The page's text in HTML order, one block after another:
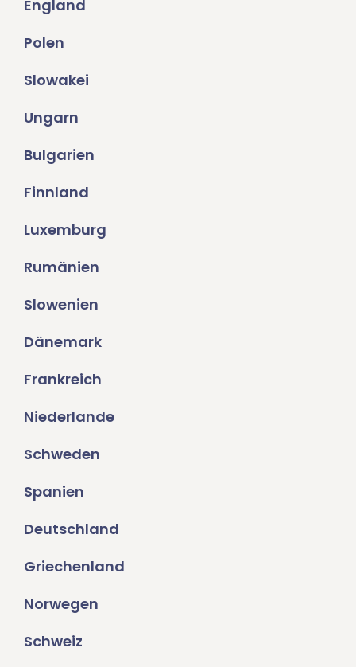
England
Polen
Slowakei
Ungarn
Bulgarien
Finnland
Luxemburg
Rumänien
Slowenien
Dänemark
Frankreich
Niederlande
Schweden
Spanien
Deutschland
Griechenland
Norwegen
Schweiz